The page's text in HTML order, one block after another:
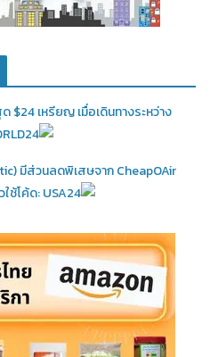
$24 เหรียญ เมื่อเดินทางระหว่าง
มีส่วนลดพิเสษจาก CheapOAir
ช้โค้ด: USA24